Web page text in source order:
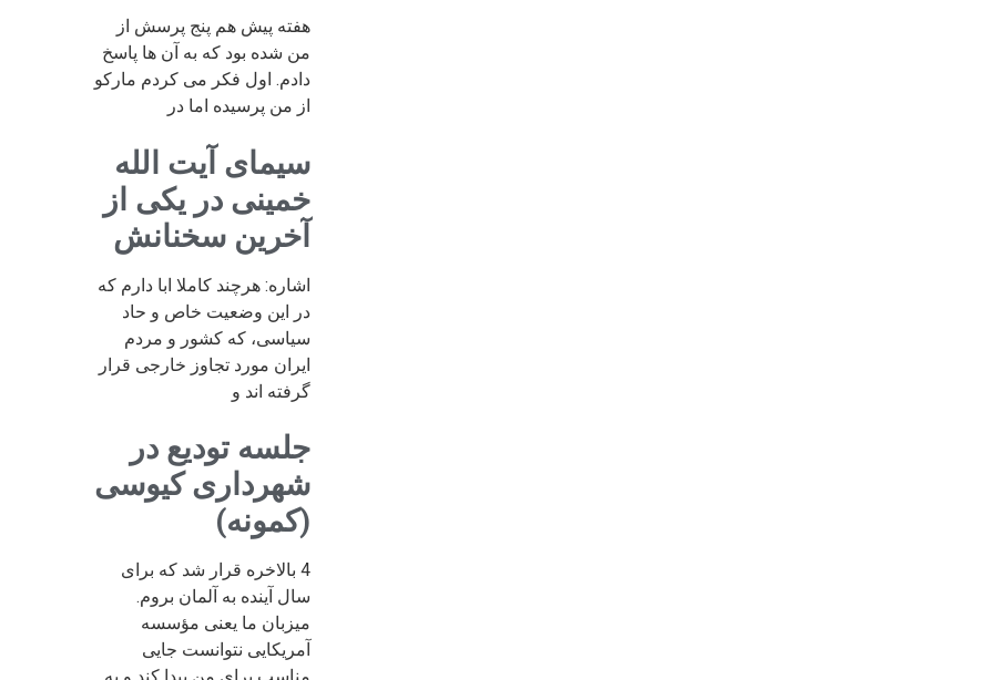
هفته پیش هم پنج پرسش از
من شده بود که به آن ها پاسخ
دادم. اول فکر می کردم مارکو
از من پرسیده اما در
سیمای آیت الله
خمینی در یکی از
آخرین سخنانش
اشاره: هرچند کاملا ابا دارم که
در این وضعیت خاص و حاد
سیاسی، که کشور و مردم
ایران مورد تجاوز خارجی قرار
گرفته اند و
جلسه تودیع در
شهرداری کیوسی
(کمونه)
4 بالاخره قرار شد که برای
سال آینده به آلمان بروم.
میزبان ما یعنی مؤسسه
آمریکایی نتوانست جایی